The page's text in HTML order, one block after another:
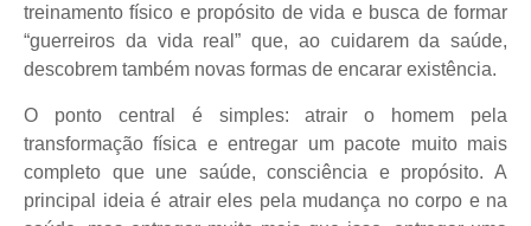
treinamento físico e propósito de vida e busca de formar
“guerreiros da vida real” que, ao cuidarem da saúde,
descobrem também novas formas de encarar existência.
O ponto central é simples: atrair o homem pela
transformação física e entregar um pacote muito mais
completo que une saúde, consciência e propósito. A
principal ideia é atrair eles pela mudança no corpo e na